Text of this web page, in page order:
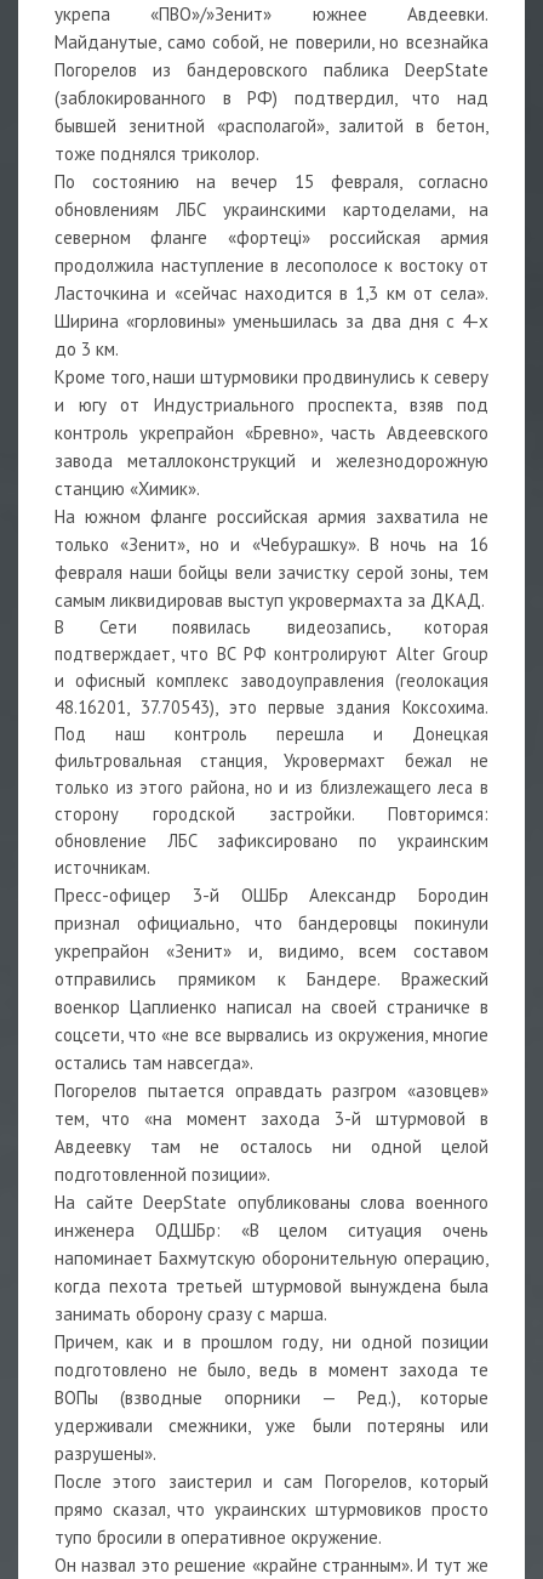
укрепа «ПВО»/»Зенит» южнее Авдеевки.
Майданутые, само собой, не поверили, но всезнайка
Погорелов из бандеровского паблика DeepState
(заблокированного в РФ) подтвердил, что над
бывшей зенитной «располагой», залитой в бетон,
тоже поднялся триколор.
По состоянию на вечер 15 февраля, согласно
обновлениям ЛБС украинскими картоделами, на
северном фланге «фортецi» российская армия
продолжила наступление в лесополосе к востоку от
Ласточкина и «сейчас находится в 1,3 км от села».
Ширина «горловины» уменьшилась за два дня с 4-х
до 3 км.
Кроме того, наши штурмовики продвинулись к северу
и югу от Индустриального проспекта, взяв под
контроль укрепрайон «Бревно», часть Авдеевского
завода металлоконструкций и железнодорожную
станцию «Химик».
На южном фланге российская армия захватила не
только «Зенит», но и «Чебурашку». В ночь на 16
февраля наши бойцы вели зачистку серой зоны, тем
самым ликвидировав выступ укровермахта за ДКАД.
В Сети появилась видеозапись, которая
подтверждает, что ВС РФ контролируют Alter Group
и офисный комплекс заводоуправления (геолокация
48.16201, 37.70543), это первые здания Коксохима.
Под наш контроль перешла и Донецкая
фильтровальная станция, Укровермахт бежал не
только из этого района, но и из близлежащего леса в
сторону городской застройки. Повторимся:
обновление ЛБС зафиксировано по украинским
источникам.
Пресс-офицер 3-й ОШБр Александр Бородин
признал официально, что бандеровцы покинули
укрепрайон «Зенит» и, видимо, всем составом
отправились прямиком к Бандере. Вражеский
военкор Цаплиенко написал на своей страничке в
соцсети, что «не все вырвались из окружения, многие
остались там навсегда».
Погорелов пытается оправдать разгром «азовцев»
тем, что «на момент захода 3-й штурмовой в
Авдеевку там не осталось ни одной целой
подготовленной позиции».
На сайте DeepState опубликованы слова военного
инженера ОДШБр: «В целом ситуация очень
напоминает Бахмутскую оборонительную операцию,
когда пехота третьей штурмовой вынуждена была
занимать оборону сразу с марша.
Причем, как и в прошлом году, ни одной позиции
подготовлено не было, ведь в момент захода те
ВОПы (взводные опорники — Ред.), которые
удерживали смежники, уже были потеряны или
разрушены».
После этого заистерил и сам Погорелов, который
прямо сказал, что украинских штурмовиков просто
тупо бросили в оперативное окружение.
Он назвал это решение «крайне странным». И тут же